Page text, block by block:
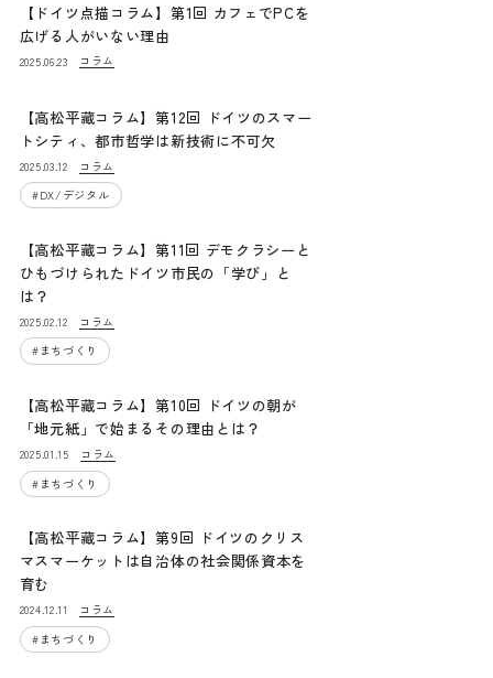
【ドイツ点描コラム】第1回 カフェでPCを
広げる人がいない理由
2025.06.23 コラム
【高松平藏コラム】第12回 ドイツのスマー
トシティ、都市哲学は新技術に不可欠
2025.03.12
コラム
#DX/デジタル
【高松平藏コラム】第11回 デモクラシーと
ひもづけられたドイツ市民の「学び」と
は？
2025.02.12
コラム
# まちづくり
【高松平藏コラム】第10回 ドイツの朝が
「地元紙」で始まるその理由とは？
2025.01.15
コラム
# まちづくり
【高松平藏コラム】第9回 ドイツのクリス
マスマーケットは自治体の社会関係資本を
育む
2024.12.11
コラム
# まちづくり